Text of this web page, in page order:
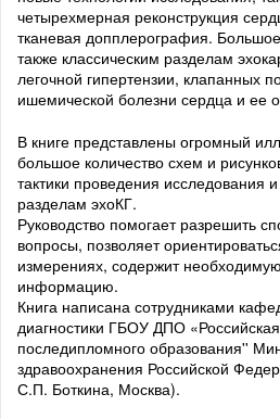
четырехмерная реконструкция
тканевая допплерография.
также классическим разделам
легочной гипертензии, клапанных
ишемической болезни сердца и ее
В книге представлены огромный
большое количество схем и
тактики проведения исследования
разделам эхоКГ.
Руководство помогает разрешить
вопросы, позволяет
измерениях, содержит
информацию.
Книга написана сотрудниками
диагностики ГБОУ ДПО
последипломного образования''
здравоохранения Российской
С.П. Боткина, Москва).